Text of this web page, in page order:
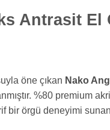
Antrasit El
öne çıkan Nako
%80 premium
bir örgü deneyimi